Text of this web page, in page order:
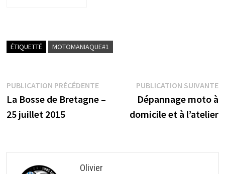
ÉTIQUETTÉ MOTOMANIAQUE#1
Navigation
de
l’article
PUBLICATION PRÉCÉDENTEPublication
précédente :
La Bosse de Bretagne –
25 juillet 2015
PUBLICATION SUIVANTE
Dépannage moto à
domicile et à l’atelier
Olivier